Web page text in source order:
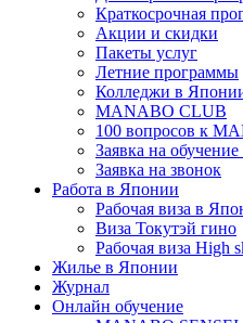
Краткосрочная
Акции и скидки
Пакеты услуг
Летние программы
Колледжи в
MANABO CLUB
100 вопросов к
Заявка на
Заявка на звонок
Работа в Японии
Рабочая виза в
Виза Токутэй гино
Рабочая виза High
Жилье в Японии
Журнал
Онлайн обучение